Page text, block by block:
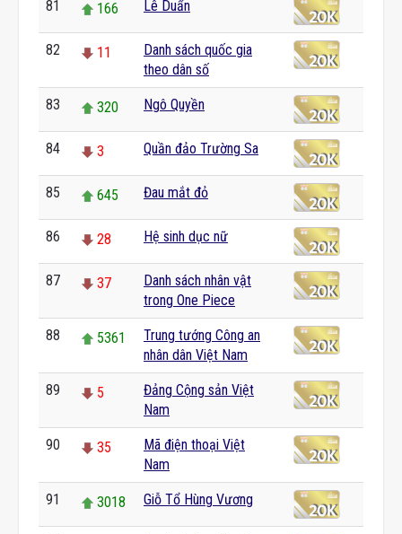
81 166 Lê Duẩn
82 11
Danh sách quốc gia
theo dân số
83 320 Ngô Quyền
84 3 Quần đảo Trường Sa
85 645 Đau mắt đỏ
86 28 Hệ sinh dục nữ
87 37
Danh sách nhân vật
trong One Piece
88 5361
Trung tướng Công an
nhân dân Việt Nam
89 5
Đảng Cộng sản Việt
Nam
90 35
Mã điện thoại Việt
Nam
91 3018 Giỗ Tổ Hùng Vương